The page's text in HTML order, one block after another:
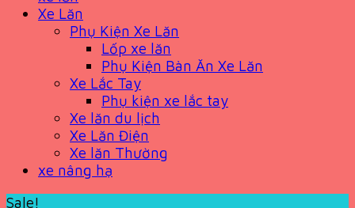
Xe Lăn
Phụ Kiện Xe Lăn
Lốp xe lăn
Phụ Kiện Bàn Ăn Xe Lăn
Xe Lắc Tay
Phụ kiện xe lắc tay
Xe lăn du lịch
Xe Lăn Điện
Xe lăn Thường
xe nâng hạ
Sale!